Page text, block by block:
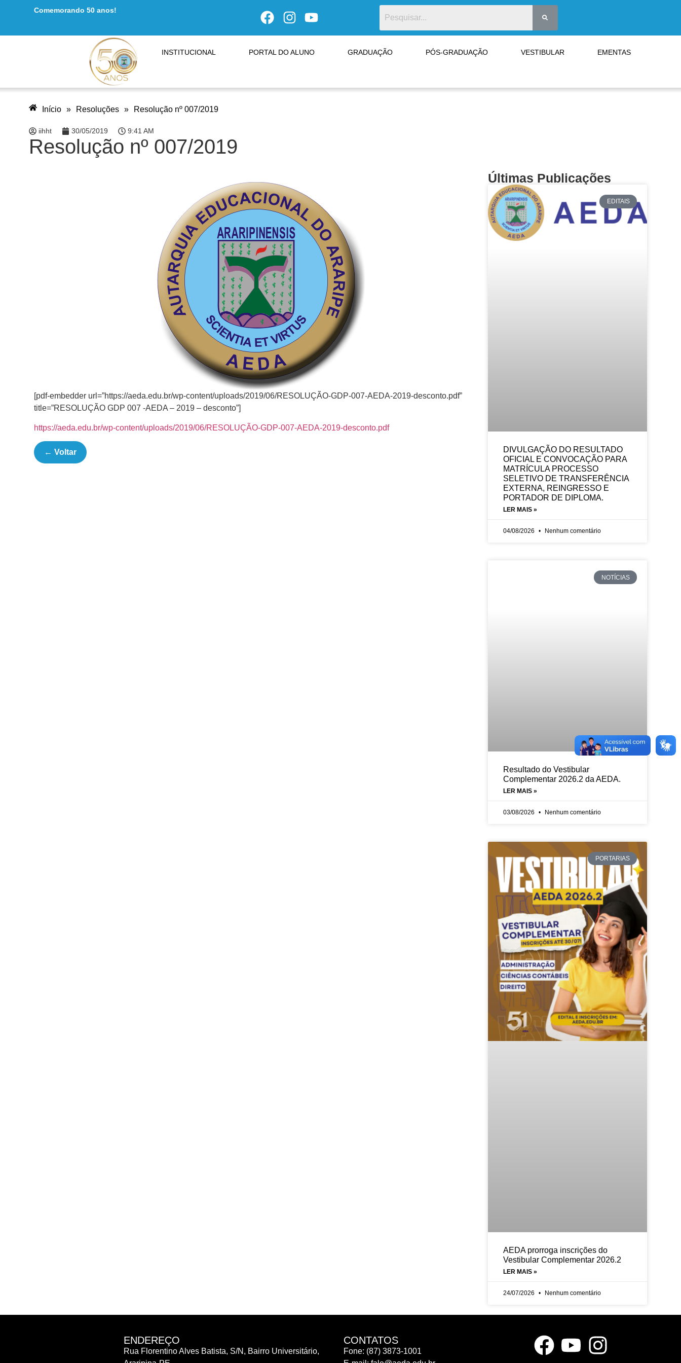
Comemorando 50 anos!
INSTITUCIONAL PORTAL DO ALUNO GRADUAÇÃO PÓS-GRADUAÇÃO VESTIBULAR EMENTAS
Início » Resoluções » Resolução nº 007/2019
iihht 30/05/2019 9:41 AM
Resolução nº 007/2019
[pdf-embedder url=”https://aeda.edu.br/wp-content/uploads/2019/06/RESOLUÇÃO-GDP-007-AEDA-2019-desconto.pdf”
title=”RESOLUÇÃO GDP 007 -AEDA – 2019 – desconto”]
https://aeda.edu.br/wp-content/uploads/2019/06/RESOLUÇÃO-GDP-007-AEDA-2019-desconto.pdf
← Voltar
Últimas Publicações
EDITAIS
DIVULGAÇÃO DO RESULTADO
OFICIAL E CONVOCAÇÃO PARA
MATRÍCULA PROCESSO
SELETIVO DE TRANSFERÊNCIA
EXTERNA, REINGRESSO E
PORTADOR DE DIPLOMA.
LER MAIS »
04/08/2026 Nenhum comentário
NOTÍCIAS
Resultado do Vestibular
Complementar 2026.2 da AEDA.
LER MAIS »
03/08/2026 Nenhum comentário
PORTARIAS
AEDA prorroga inscrições do
Vestibular Complementar 2026.2
LER MAIS »
24/07/2026 Nenhum comentário
ENDEREÇO
Rua Florentino Alves Batista, S/N, Bairro Universitário,
CONTATOS
Fone: (87) 3873-1001